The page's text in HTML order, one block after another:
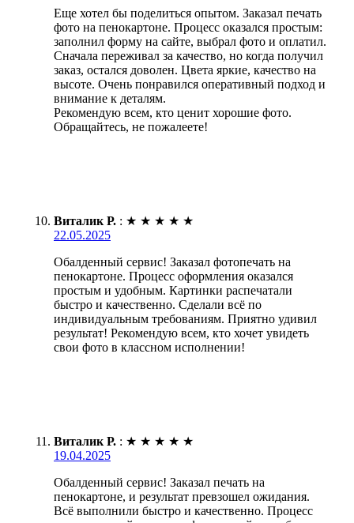
Еще хотел бы поделиться опытом. Заказал печать
фото на пенокартоне. Процесс оказался простым:
заполнил форму на сайте, выбрал фото и оплатил.
Сначала переживал за качество, но когда получил
заказ, остался доволен. Цвета яркие, качество на
высоте. Очень понравился оперативный подход и
внимание к деталям.
Рекомендую всем, кто ценит хорошие фото.
Обращайтесь, не пожалеете!
Виталик Р. : ★ ★ ★ ★ ★
22.05.2025
Обалденный сервис! Заказал фотопечать на
пенокартоне. Процесс оформления оказался
простым и удобным. Картинки распечатали
быстро и качественно. Сделали всё по
индивидуальным требованиям. Приятно удивил
результат! Рекомендую всем, кто хочет увидеть
свои фото в классном исполнении!
Виталик Р. : ★ ★ ★ ★ ★
19.04.2025
Обалденный сервис! Заказал печать на
пенокартоне, и результат превзошел ожидания.
Всё выполнили быстро и качественно. Процесс